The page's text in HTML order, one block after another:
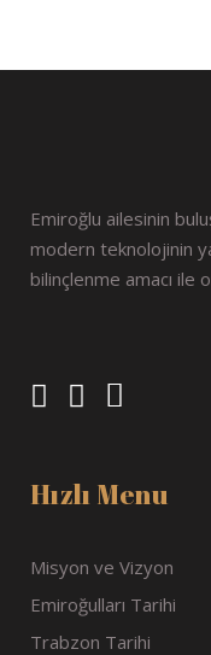
Emiroğlu ailesinin
modern teknolojinin
bilinçlenme amacı ile
Hızlı Menu
Misyon ve Vizyon
Emiroğulları Tarihi
Trabzon Tarihi